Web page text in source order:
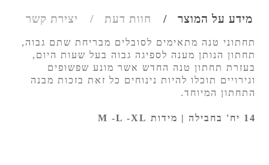
מידע על המוצר חוות דעת יצירת קשר
תחתוני טנה מתאימים לסובלים מבריחת שתם גבוה,
תחתון הנותן מענה לספיגה גבוה בעל שעות היום,
בעזרת תחתון טנה החדש אשר מונע שפשופים
וגירויים תוכלו להיות נינוחים כל זאת בזכות מבנה
התחתון המיוחד.
14 יח' בחבילה | מידות M -L -XL